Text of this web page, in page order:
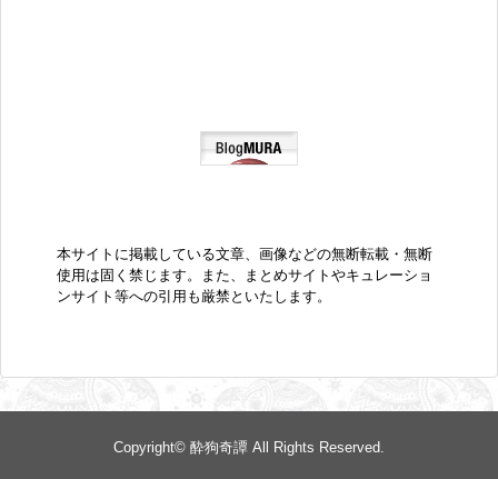
本サイトに掲載している文章、画像などの無断転載・無断
使用は固く禁じます。また、まとめサイトやキュレーショ
ンサイト等への引用も厳禁といたします。
Copyright© 酔狗奇譚 All Rights Reserved.